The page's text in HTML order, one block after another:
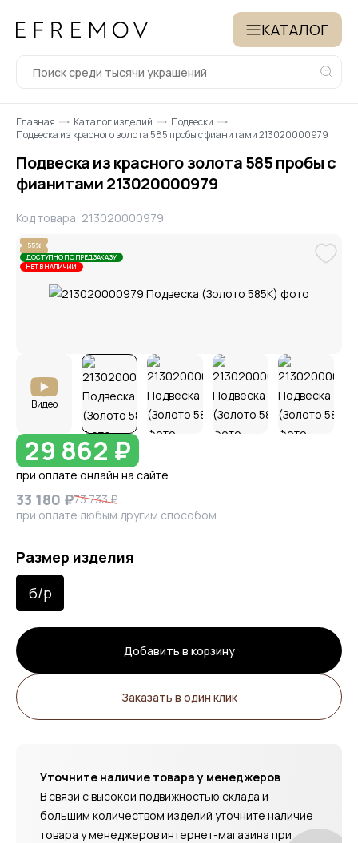
КАТАЛОГ
Главная Каталог изделий
Подвески
Подвеска из красного золота 585 пробы с фианитами 213020000979
Подвеска из красного золота 585 пробы с
фианитами 213020000979
Код товара: 213020000979
Видео
55%
ДОСТУПНО ПО ПРЕДЗАКАЗУ
НЕТ В НАЛИЧИИ
29 862 ₽
при оплате онлайн на сайте
33 180 ₽73 733 ₽
при оплате любым другим способом
Размер изделия
б/р
Добавить в корзину
Заказать в один клик
Уточните наличие товара у менеджеров
В связи с высокой подвижностью склада и
большим количеством изделий уточните наличие
товара у менеджеров интернет-магазина при